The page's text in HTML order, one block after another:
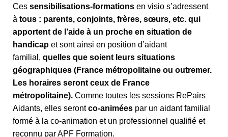
Ces sensibilisations-formations en visio s’adressent
à tous : parents, conjoints, frères, sœurs, etc. qui
apportent de l’aide à un proche en situation de
handicap et sont ainsi en position d’aidant
familial, quelles que soient leurs situations
géographiques (France métropolitaine ou outremer.
Les horaires seront ceux de France
métropolitaine). Comme toutes les sessions RePairs
Aidants, elles serontco-animées par un aidant familial
formé à la co-animation et un professionnel qualifié et
reconnu par APF Formation.